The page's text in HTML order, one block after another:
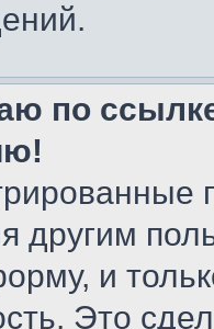
по
другим
и
Это